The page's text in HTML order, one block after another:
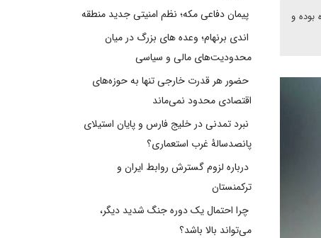
همراه بوده و
پیمان دفاعی مکه؛ نظم امنیتی جدید منطقه
اندی برنهام؛ وعده های بزرگ در میان
محدودیت‌های مالی و سیاسی
حضور هر قدرت خارجی تنها به حوزه‌های
اقتصادی محدود نمی‌ماند
نبرد تمدنی در خلیج فارس و پایان استیلای
پانصدسالۀ غرب استعماری؟
درباره لزوم گسترش روابط ایران و
ترکمنستان
چرا احتمال یک دوره جنگ شدید دیگر،
می‌تواند بالا باشد؟